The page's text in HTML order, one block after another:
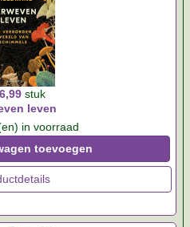
stuk
leven
in voorraad
toevoegen